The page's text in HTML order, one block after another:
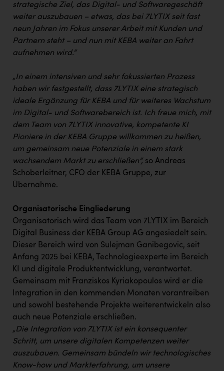
strategische Ziel, das Digital- und Softwaregeschäft
weiter auszubauen – etwas, das bei 7LYTIX seit fast
neun Jahren im Fokus unserer Arbeit mit Kunden und
Partnern steht – und nun mit KEBA weiter an Fahrt
aufnehmen wird.“
„In einem intensiven und sehr fokussierten Prozess
haben wir festgestellt, dass 7LYTIX eine strategisch
ideale Ergänzung für KEBA und für weiteres Wachstum
im Digital- und Softwarebereich ist. Ich freue mich, mit
dem Team von 7LYTIX innovative, kompetente KI
Pioniere in der KEBA Gruppe willkommen zu heißen,
um gemeinsam neue Potenziale in einem stark
wachsendem Markt zu erschließen“, so Andreas
Schoberleitner, CFO der KEBA Gruppe, zur
Übernahme.
Organisatorische Eingliederung
Organisatorisch wird das Team von 7LYTIX im Bereich
Digital Business der KEBA Group AG angesiedelt sein.
Dieser Bereich wird von Sulejman Ganibegovic, seit
Anfang 2025 bei KEBA, Technologieexperte im Bereich
KI und digitale Produktentwicklung, verantwortet.
Gemeinsam mit Franziskos Kyriakopoulos wird er die
Integration in den kommenden Monaten vorantreiben
und sowohl bestehende Projekte weiterentwickeln also
auch neue Potenziale erschließen.
„Die Integration von 7LYTIX ist ein konsequenter
Schritt, um unsere digitalen Kompetenzen weiter
auszubauen. Gemeinsam bündeln wir technologisches
Know-how und Markterfahrung, um unsere